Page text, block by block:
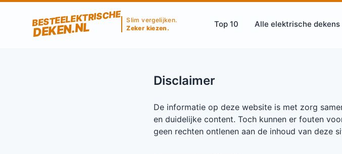
BESTEELEKTRISCHE
DEKEN.NL
Slim vergelijken.
Zeker kiezen.
Top 10 Alle elektrische dekens
Disclaimer
De informatie op deze website is met zorg
en duidelijke content. Toch kunnen er fouten
geen rechten ontlenen aan de inhoud van deze